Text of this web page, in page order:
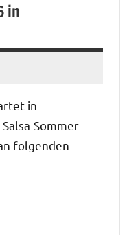
in
in
Sommer –
folgenden